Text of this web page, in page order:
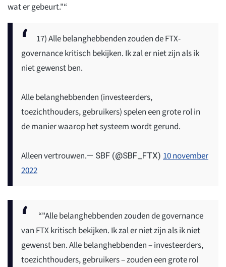
wat er gebeurt."“
17) Alle belanghebbenden zouden de FTX-
governance kritisch bekijken. Ik zal er niet zijn als ik
niet gewenst ben.
Alle belanghebbenden (investeerders,
toezichthouders, gebruikers) spelen een grote rol in
de manier waarop het systeem wordt gerund.
Alleen vertrouwen.— SBF (@SBF_FTX) 10 november
2022
“"Alle belanghebbenden zouden de governance
van FTX kritisch bekijken. Ik zal er niet zijn als ik niet
gewenst ben. Alle belanghebbenden – investeerders,
toezichthouders, gebruikers – zouden een grote rol